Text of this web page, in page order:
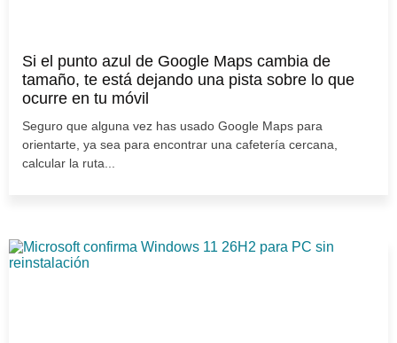
Si el punto azul de Google Maps cambia de
tamaño, te está dejando una pista sobre lo que
ocurre en tu móvil
Seguro que alguna vez has usado Google Maps para
orientarte, ya sea para encontrar una cafetería cercana,
calcular la ruta...